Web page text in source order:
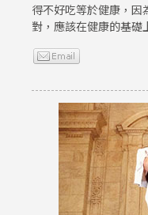
得不好吃等於健康，
對，應該在健康的基礎